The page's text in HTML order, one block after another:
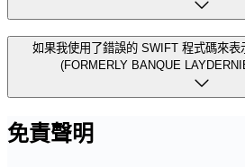
如果我使用了錯誤的 SWIFT 程式碼來
(FORMERLY BANQUE
免責聲明